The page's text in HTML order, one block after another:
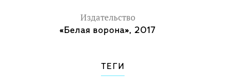
Издательство
«Белая ворона», 2017
ТЕГИ